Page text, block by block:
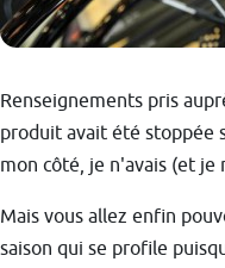
Renseignements pris
produit avait été stoppée
mon côté, je n'avais (et je
Mais vous allez enfin
saison qui se profile